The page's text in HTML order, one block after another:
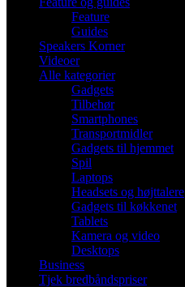
Feature
Guides
Speakers Korner
Videoer
Alle kategorier
Gadgets
Tilbehør
Smartphones
Transportmidler
Gadgets til hjemmet
Spil
Laptops
Headsets og højttalere
Gadgets til køkkenet
Tablets
Kamera og video
Desktops
Business
Tjek bredbåndspriser